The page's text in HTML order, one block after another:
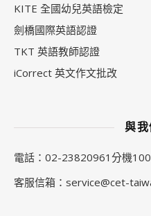
KITE 全國幼兒英語檢定
劍橋國際英語認證
TKT 英語教師認證
iCorrect 英文作文批改
與
電話：02-23820961分機100
客服信箱： service@cet-